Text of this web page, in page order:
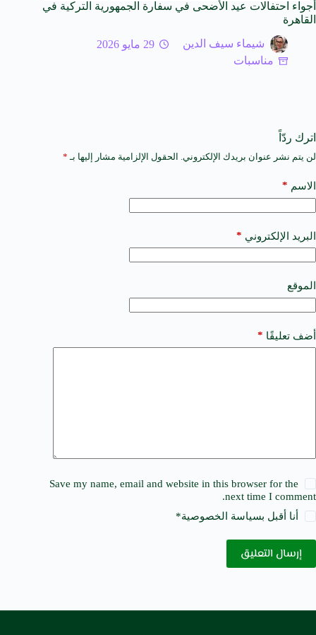
أجواء احتفالات عيد الأضحى في سفارة الجمهورية التركية في
القاهرة
شيماء سيف الدين
29 مايو 2026
مناسبات
اترك ردّاً
لن يتم نشر عنوان بريدك الإلكتروني. الحقول الإلزامية مشار إليها بـ *
الاسم *
البريد الإلكتروني *
الموقع
أضف تعليقًا *
Save my name, email and website in this browser for the
next time I comment.
أنا أقبل بسياسة الخصوصية*
إرسال التعليق
A
t
e
a
t
i
e
: